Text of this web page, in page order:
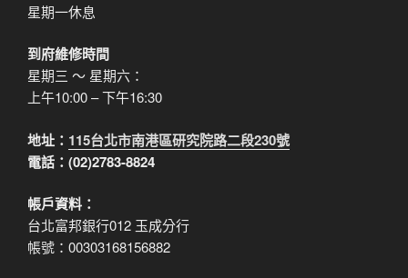
星期一休息
到府維修時間
星期三 ～ 星期六：
上午10:00 – 下午16:30
地址： 115台北市南港區研究院路二段230號
電話：(02)2783-8824
帳戶資料：
台北富邦銀行012 玉成分行
帳號：00303168156882